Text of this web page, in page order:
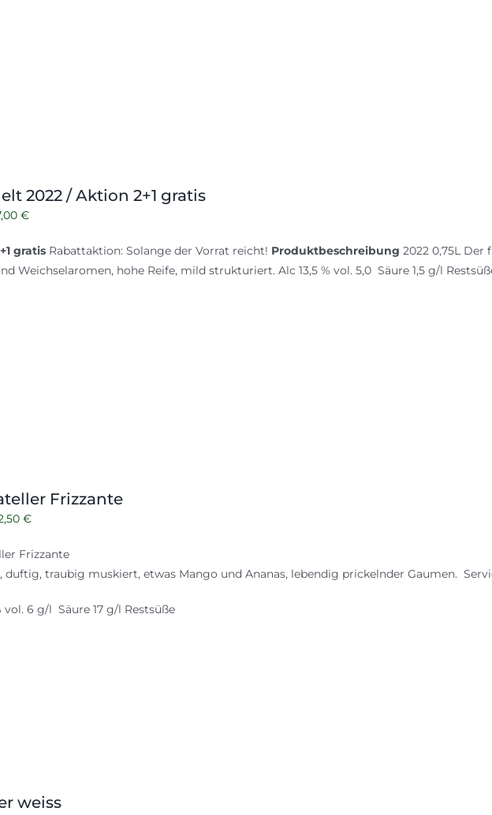
2022 / Aktion 2+1 gratis
€
€Aktueller
ist:
7,00 €.
gratisRabattaktion: Solange der Vorrat reicht! Produktbeschreibung 2022 0,75L
Weichselaromen, hohe Reife, mild strukturiert. Alc 13,5 % vol. 5,0 Säure 1,5 g/l
Frizzante
€
€Aktueller
ist:
12,50 €.
Frizzante
duftig, traubig muskiert, etwas Mango und Ananas, lebendig prickelnder Gaumen.
vol. 6 g/l Säure 17 g/l Restsüße
weiss